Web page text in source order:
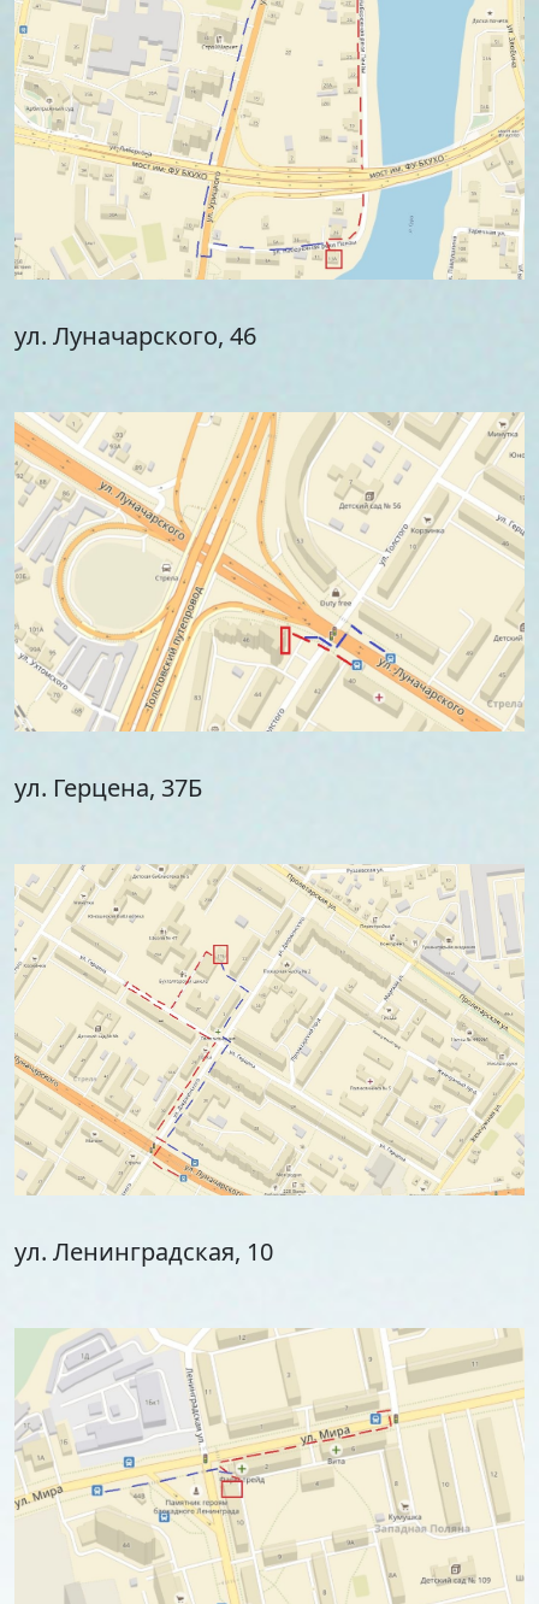
ул. Луначарского, 46
ул. Герцена, 37Б
ул. Ленинградская, 10